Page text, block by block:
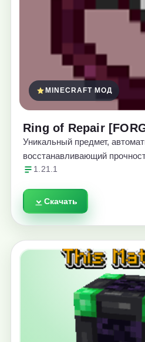
MINECRAFT МОД
Ring of Repair
Уникальный предмет,
восстанавливающий
1.21.1
Скачать